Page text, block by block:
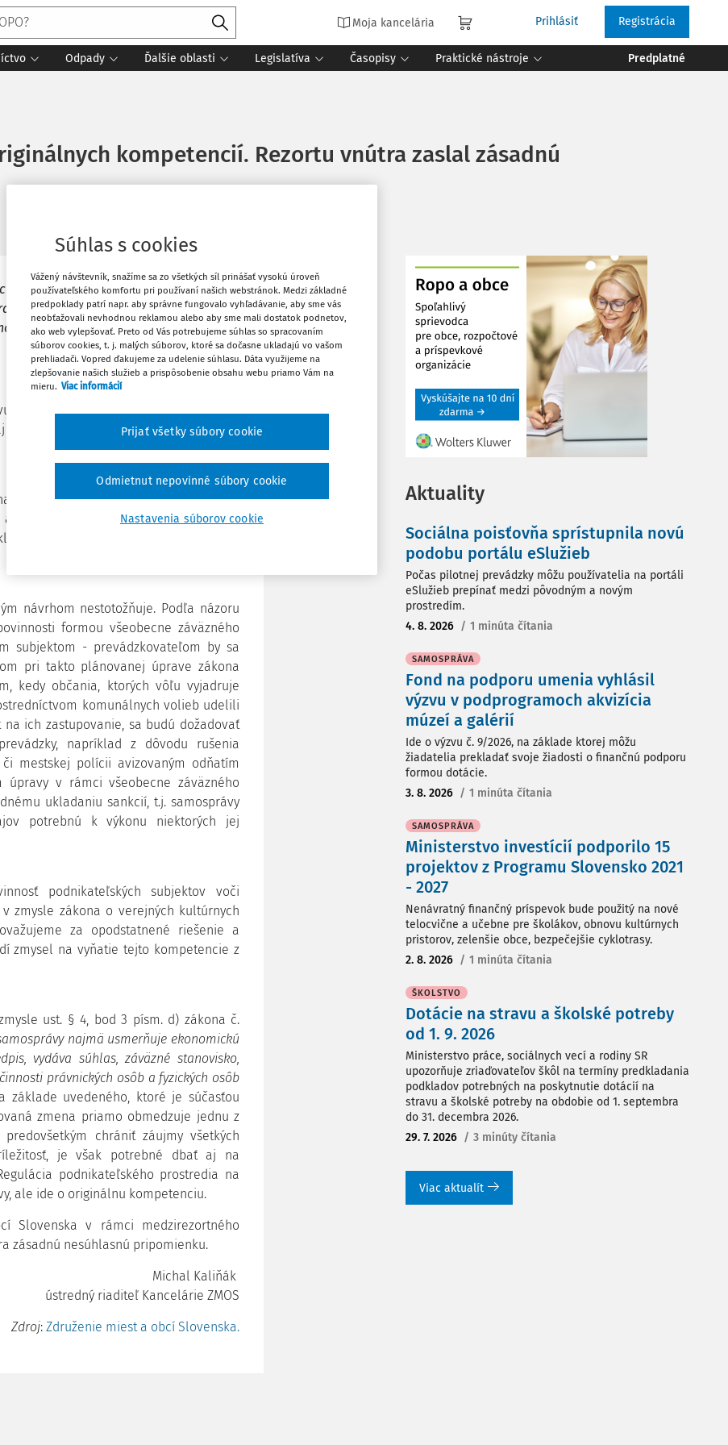
Moja kancelária Prihlásiť Registrácia
Odpady Ďalšie oblasti Legislatíva Časopisy Praktické nástroje Predplatné
kompetencií. Rezortu vnútra zaslal zásadnú
Slovenska v rámci medzirezortného
zásadnú pripomienku vo vzťahu
podnikateľských subjektov
zmeny v zákone o živnostenskom
zákon komunálu, teda zákon
mestám oprávnenie ukladať fyzickým
povinnosť alebo inú povinnosť
ustanoveným prevádzkovým časom
odôvodňuje výhradne zlepšením
návrhom nestotožňuje. Podľa názoru
formou všeobecne záväzného
subjektom - prevádzkovateľom by sa
pri takto plánovanej úprave zákona
kedy občania, ktorých vôľu vyjadruje
komunálnych volieb udelili
ich zastupovanie, sa budú dožadovať
napríklad z dôvodu rušenia
mestskej polícii avizovaným odňatím
úpravy v rámci všeobecne záväzného
ukladaniu sankcií, t.j. samosprávy
potrebnú k výkonu niektorých jej
podnikateľských subjektov voči
zmysle zákona o verejných kultúrnych
za opodstatnené riešenie a
zmysel na vyňatie tejto kompetencie z
ust. § 4, bod 3 písm. d) zákona č.
najmä usmerňuje ekonomickú
vydáva súhlas, záväzné stanovisko,
právnických osôb a fyzických osôb
základe uvedeného, ktoré je súčasťou
zmena priamo obmedzuje jednu z
chrániť záujmy všetkých
je však potrebné dbať aj na
podnikateľského prostredia na
ale ide o originálnu kompetenciu.
Slovenska v rámci medzirezortného
zásadnú nesúhlasnú pripomienku.
Michal Kaliňák
ústredný riaditeľ Kancelárie ZMOS
Zdroj: Združenie miest a obcí Slovenska.
Vytlačiť
Obľúbené
Aktuality
Sociálna poisťovňa sprístupnila novú
podobu portálu eSlužieb
Počas pilotnej prevádzky môžu používatelia na portáli
eSlužieb prepínať medzi pôvodným a novým
prostredím.
4. 8. 2026 / 1 minúta čítania
SAMOSPRÁVA
Fond na podporu umenia vyhlásil
výzvu v podprogramoch akvizícia
múzeí a galérií
Ide o výzvu č. 9/2026, na základe ktorej môžu
žiadatelia prekladať svoje žiadosti o finančnú podporu
formou dotácie.
3. 8. 2026 / 1 minúta čítania
SAMOSPRÁVA
Ministerstvo investícií podporilo 15
projektov z Programu Slovensko 2021
- 2027
Nenávratný finančný príspevok bude použitý na nové
telocvične a učebne pre školákov, obnovu kultúrnych
pristorov, zelenšie obce, bezpečejšie cyklotrasy.
2. 8. 2026 / 1 minúta čítania
ŠKOLSTVO
Dotácie na stravu a školské potreby
od 1. 9. 2026
Ministerstvo práce, sociálnych vecí a rodiny SR
upozorňuje zriaďovateľov škôl na termíny predkladania
podkladov potrebných na poskytnutie dotácií na
stravu a školské potreby na obdobie od 1. septembra
do 31. decembra 2026.
29. 7. 2026 / 3 minúty čítania
Viac aktualít
Súhlas s cookies
Vážený návštevník, snažíme sa zo všetkých síl prinášať vysokú úroveň
používateľského komfortu pri používaní našich webstránok. Medzi základné
predpoklady patrí napr. aby správne fungovalo vyhľadávanie, aby sme vás
neobťažovali nevhodnou reklamou alebo aby sme mali dostatok podnetov,
ako web vylepšovať. Preto od Vás potrebujeme súhlas so spracovaním
súborov cookies, t. j. malých súborov, ktoré sa dočasne ukladajú vo vašom
prehliadači. Vopred ďakujeme za udelenie súhlasu. Dáta využijeme na
zlepšovanie našich služieb a prispôsobenie obsahu webu priamo Vám na
mieru. Viac informácií
Nastavenia súborov cookie
Odmietnut nepovinné súbory cookie
Prijať všetky súbory cookie